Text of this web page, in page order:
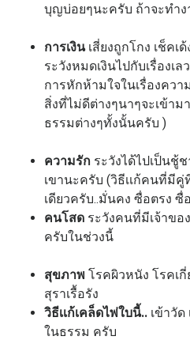
บุญบ่อยๆนะครับ ถ้าจะทำง
การเงิน เสี่ยงถูกโกง เช็คเ
ระวังหมดเงินไปกับเรื่องเ
การหักห้ามใจในเรื่องควา
สิ่งที่ไม่ดีต่างๆนาๆจะเข้าม
ธรรมต่างๆทั้งนั้นครับ )
ความรัก ระวังได้ไปเป็นชู้
เขานะครับ (วิธีเเก้คนที่มีคู่
เดียวครับ..มั่นคง ซื่อตรง
คนโสด ระวังคนที่มีเจ้าขอ
ครับในช่วงนี้
สุขภาพ โรคผิวหนัง โรคเ
สุราเรื้อรัง
วิธีเเก้เคล็ดไพ่ใบนี้.. เข้าวั
ในธรรม ครับ